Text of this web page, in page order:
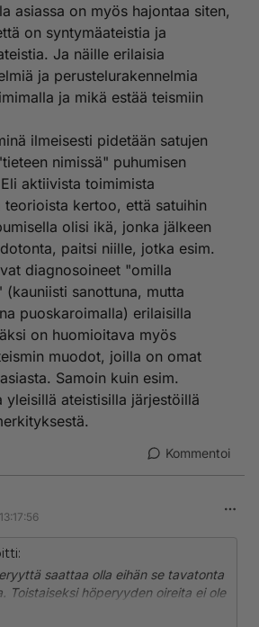
asiassa on myös hajontaa siten,
on syntymäateistia ja
Ja näille erilaisia
ja perustelurakennelmia
ja mikä estää teismiin
ilmeisesti pidetään satujen
nimissä" puhumisen
aktiivista toimimista
teorioista kertoo, että satuihin
olisi ikä, jonka jälkeen
paitsi niille, jotka esim.
diagnosoineet "omilla
(kauniisti sanottuna, mutta
puoskaroimalla) erilaisilla
on huomioitava myös
muodot, joilla on omat
Samoin kuin esim.
yleisillä ateistisilla järjestöillä
Kommentoi
saattaa olla eihän se tavatonta
Toistaiseksi höperyyden oireita ei ole